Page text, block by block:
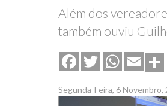
Além dos
também ouviu
FacebookTwitterWhatsApp
Email
Segunda-Feira, 6 Novembro,